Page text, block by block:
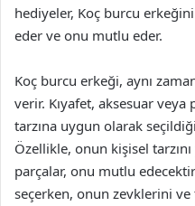
hediyeler, Koç burcu
eder ve onu mutlu eder.
Koç burcu erkeği, aynı
verir. Kıyafet, aksesuar
tarzına uygun olarak
Özellikle, onun kişisel
parçalar, onu mutlu
seçerken, onun zevklerini